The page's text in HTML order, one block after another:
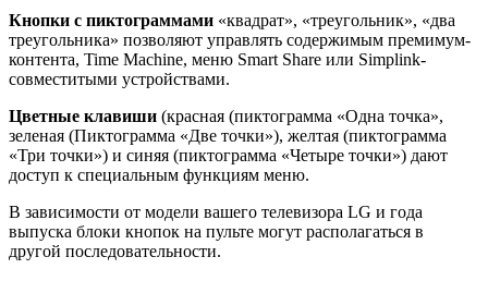
Кнопки с пиктограммами «квадрат», «треугольник», «два
треугольника» позволяют управлять содержимым премимум-
контента, Time Machine, меню Smart Share или Simplink-
совместитыми устройствами.
Цветные клавиши (красная (пиктограмма «Одна точка»,
зеленая (Пиктограмма «Две точки»), желтая (пиктограмма
«Три точки») и синяя (пиктограмма «Четыре точки») дают
доступ к специальным функциям меню.
В зависимости от модели вашего телевизора LG и года
выпуска блоки кнопок на пульте могут располагаться в
другой последовательности.